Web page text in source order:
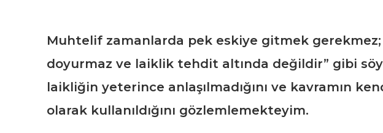
Muhtelif zamanlarda pek eskiye gitmek gerekmez;
doyurmaz ve laiklik tehdit altında değildir” gibi
laikliğin yeterince anlaşılmadığını ve kavramın
olarak kullanıldığını gözlemlemekteyim.